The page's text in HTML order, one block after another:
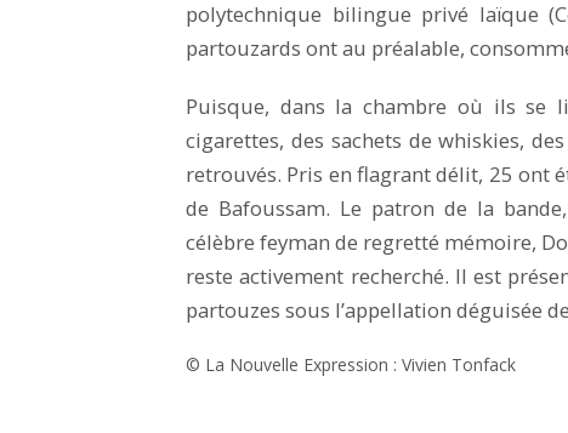
polytechnique bilingue privé laïque
partouzards ont au préalable,
Puisque, dans la chambre où ils se
cigarettes, des sachets de whiskies,
retrouvés. Pris en flagrant délit, 25 ont
de Bafoussam. Le patron de la
célèbre feyman de regretté mémoire,
reste activement recherché. Il est
partouzes sous l’appellation déguisée
© La Nouvelle Expression : Vivien Tonfack